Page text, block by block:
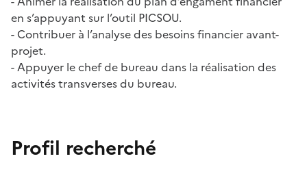
en s’appuyant sur l’outil PICSOU.
- Contribuer à l’analyse des besoins financier avant-
projet.
- Appuyer le chef de bureau dans la réalisation des
activités transverses du bureau.
Profil recherché